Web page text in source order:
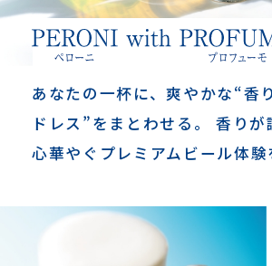
あなたの一杯に、爽やかな“香
ドレス”をまとわせる。 香りが
心華やぐプレミアムビール体験